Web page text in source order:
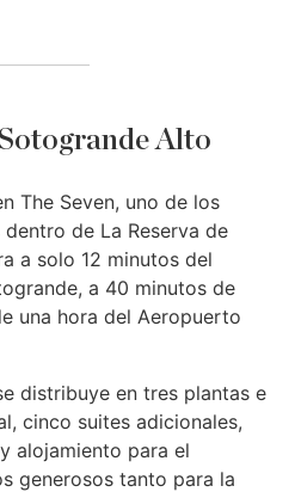
Alto
The Seven, uno de los
de La Reserva de
a solo 12 minutos del
a 40 minutos de
una hora del Aeropuerto
distribuye en tres plantas e
cinco suites adicionales,
alojamiento para el
generosos tanto para la